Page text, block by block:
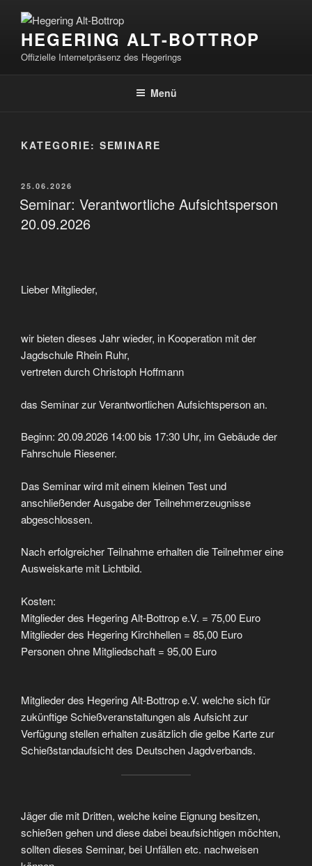
Inhalt
springenHEGERING ALT-BOTTROP
Offizielle Internetpräsenz des Hegerings
Menü
KATEGORIE: SEMINARE
VERÖFFENTLICHT
AM
25.06.2026
Seminar: Verantwortliche Aufsichtsperson
20.09.2026
Lieber Mitglieder,
wir bieten dieses Jahr wieder, in Kooperation mit der
Jagdschule Rhein Ruhr,
vertreten durch Christoph Hoffmann
das Seminar zur Verantwortlichen Aufsichtsperson an.
Beginn: 20.09.2026 14:00 bis 17:30 Uhr, im Gebäude der
Fahrschule Riesener.
Das Seminar wird mit einem kleinen Test und
anschließender Ausgabe der Teilnehmerzeugnisse
abgeschlossen.
Nach erfolgreicher Teilnahme erhalten die Teilnehmer eine
Ausweiskarte mit Lichtbild.
Kosten:
Mitglieder des Hegering Alt-Bottrop e.V. = 75,00 Euro
Mitglieder des Hegering Kirchhellen = 85,00 Euro
Personen ohne Mitgliedschaft = 95,00 Euro
Mitglieder des Hegering Alt-Bottrop e.V. welche sich für
zukünftige Schießveranstaltungen als Aufsicht zur
Verfügung stellen erhalten zusätzlich die gelbe Karte zur
Schießstandaufsicht des Deutschen Jagdverbands.
Jäger die mit Dritten, welche keine Eignung besitzen,
schießen gehen und diese dabei beaufsichtigen möchten,
sollten dieses Seminar, bei Unfällen etc. nachweisen